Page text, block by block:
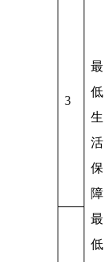
最
低
生
活
保
障
最
低
3